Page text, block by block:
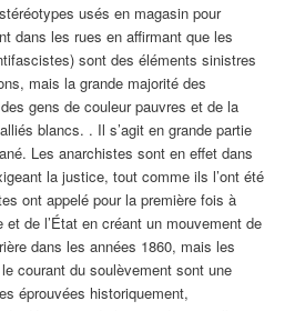
usés en magasin pour
dans les rues en affirmant que les
sont des éléments sinistres
mais la grande majorité des
gens de couleur pauvres et de la
blancs. . Il s’agit en grande partie
Les anarchistes sont en effet dans
la justice, tout comme ils l’ont été
ont appelé pour la première fois à
et de l’État en créant un mouvement de
dans les années 1860, mais les
courant du soulèvement sont une
éprouvées historiquement,